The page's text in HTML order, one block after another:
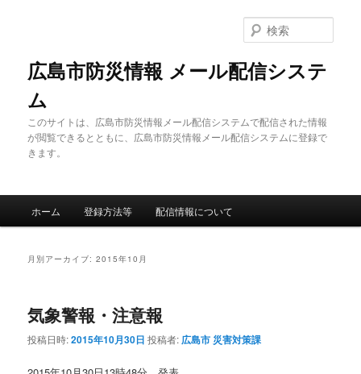
広島市防災情報 メール配信システ
ム
このサイトは、広島市防災情報メール配信システムで配信された情報
が閲覧できるとともに、広島市防災情報メール配信システムに登録で
きます。
索
ホーム 登録方法等 配信情報について
月別アーカイブ:2015年10月
気象警報・注意報
投稿日時:2015年10月30日 投稿者: 広島市 災害対策課